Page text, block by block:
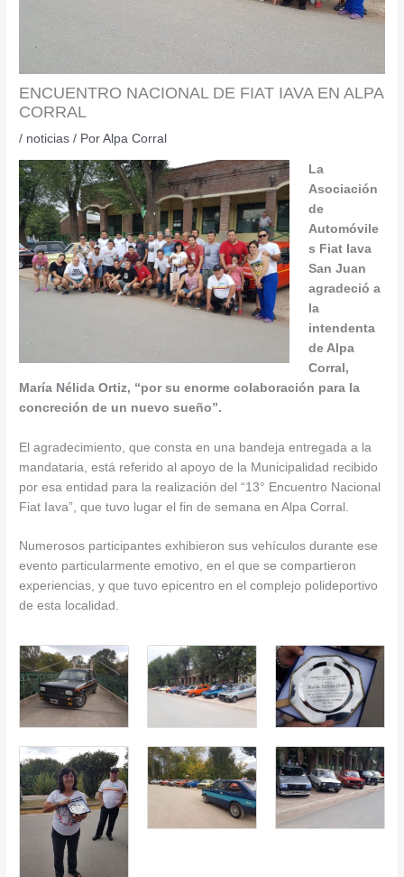
ENCUENTRO NACIONAL DE FIAT IAVA EN ALPA
CORRAL
/ noticias / PorAlpa Corral
La
Asociación
de
Automóvile
s Fiat Iava
San Juan
agradeció a
la
intendenta
de Alpa
Corral,
María Nélida Ortiz, “por su enorme colaboración para la
concreción de un nuevo sueño”.
El agradecimiento, que consta en una bandeja entregada a la
mandataria, está referido al apoyo de la Municipalidad recibido
por esa entidad para la realización del “13° Encuentro Nacional
Fiat Iava”, que tuvo lugar el fin de semana en Alpa Corral.
Numerosos participantes exhibieron sus vehículos durante ese
evento particularmente emotivo, en el que se compartieron
experiencias, y que tuvo epicentro en el complejo polideportivo
de esta localidad.